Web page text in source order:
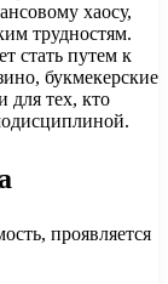
хаосу,
трудностям.
стать путем к
букмекерские
для тех, кто
проявляется